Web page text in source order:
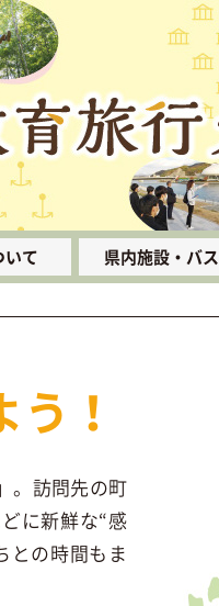
いて 県内施設・バス
！
。訪問先の町
に新鮮な“感
との時間もま